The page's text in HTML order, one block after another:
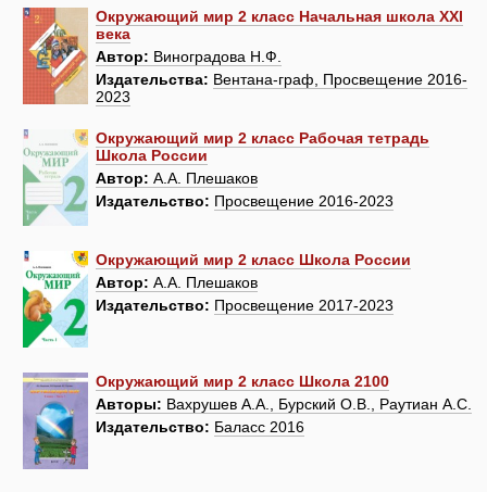
Окружающий мир 2 класс Начальная школа XXI
века
Автор: Виноградова Н.Ф.
Издательства: Вентана-граф, Просвещение 2016-
2023
Окружающий мир 2 класс Рабочая тетрадь
Школа России
Автор: А.А. Плешаков
Издательство: Просвещение 2016-2023
Окружающий мир 2 класс Школа России
Автор: А.А. Плешаков
Издательство: Просвещение 2017-2023
Окружающий мир 2 класс Школа 2100
Авторы: Вахрушев А.А., Бурский О.В., Раутиан А.С.
Издательство: Баласс 2016